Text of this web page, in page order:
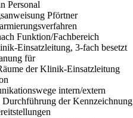
Personal
Pförtner
Funktion/Fachbereich
Einsatzleitung, 3-fach besetzt
für
der Klinik-Einsatzleitung
intern/extern
der Kennzeichnung